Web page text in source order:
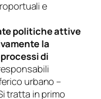
e
politiche attive
la
di
urbano –
tratta in primo